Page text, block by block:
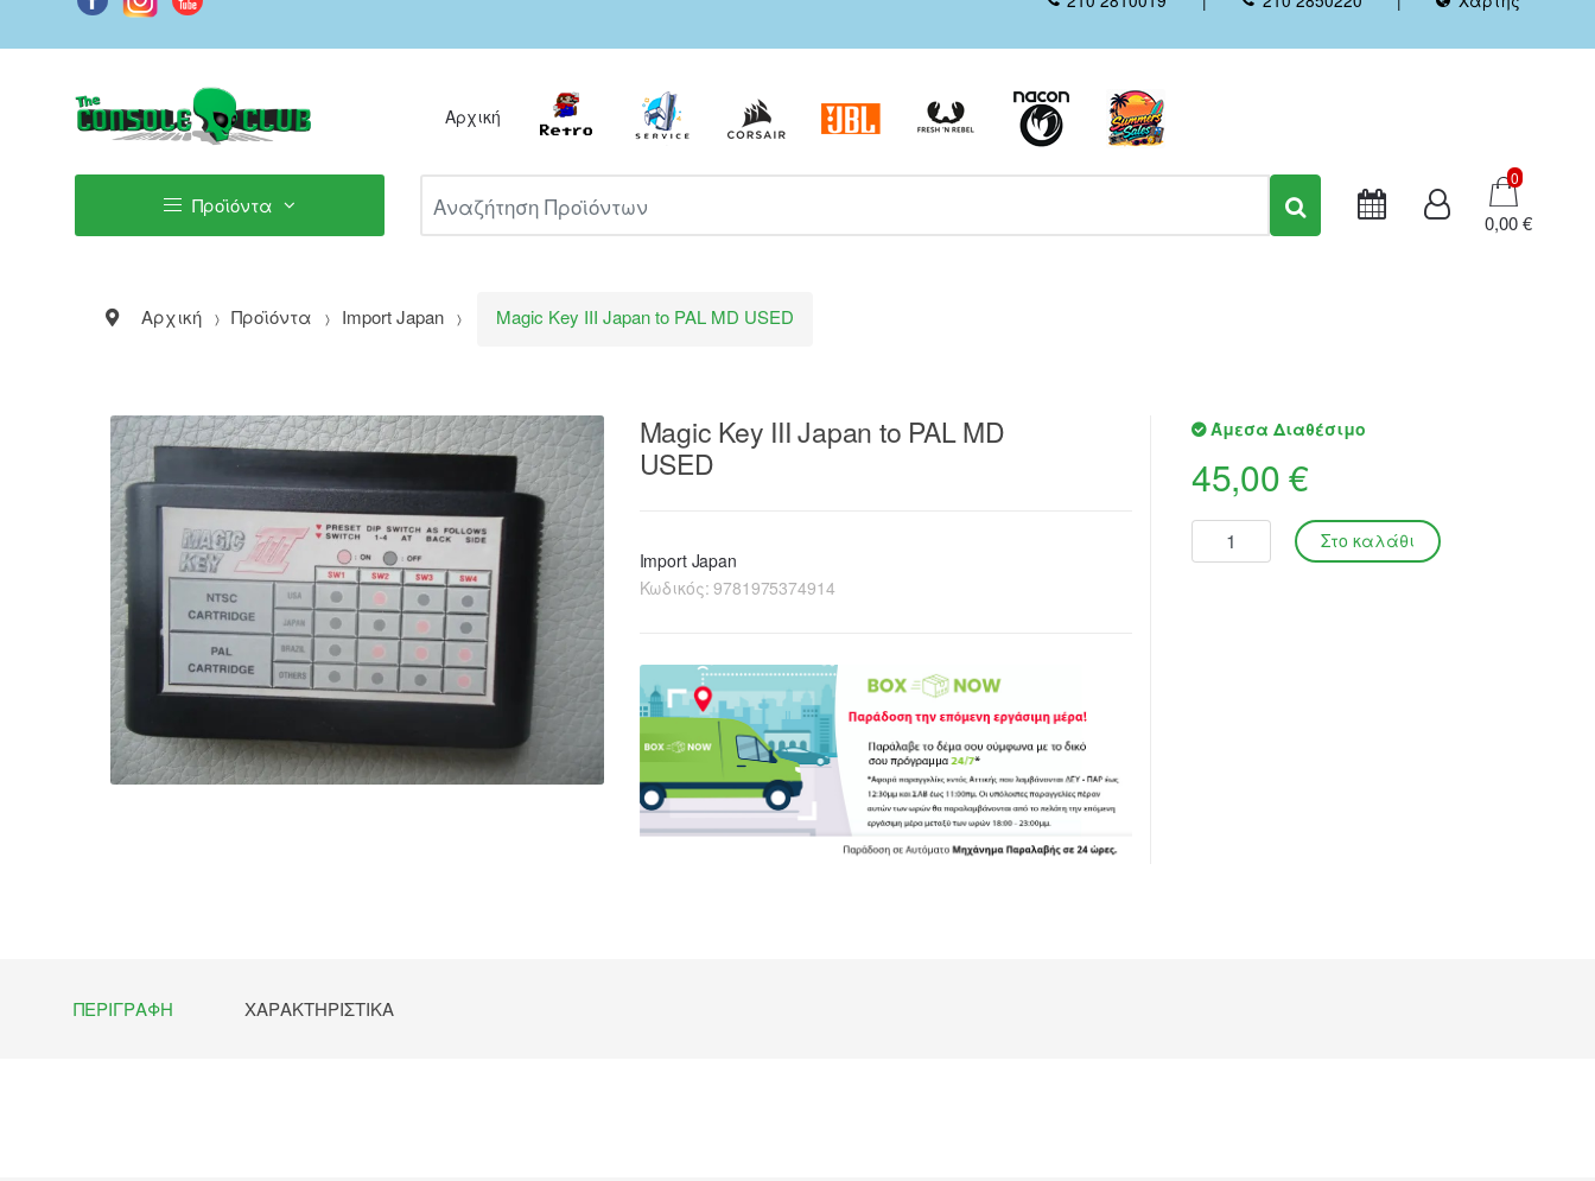
Αρχική
Προϊόντα
Καλάθι
0
0,00 €
Αρχική Προϊόντα Import Japan Magic Key III Japan to PAL MD USED
Magic Key III Japan to PAL MD
USED
Import Japan
Κωδικός:9781975374914
Άμεσα Διαθέσιμο
45,00 €
ΠΕΡΙΓΡΑΦΉ ΧΑΡΑΚΤΗΡΙΣΤΙΚΆ